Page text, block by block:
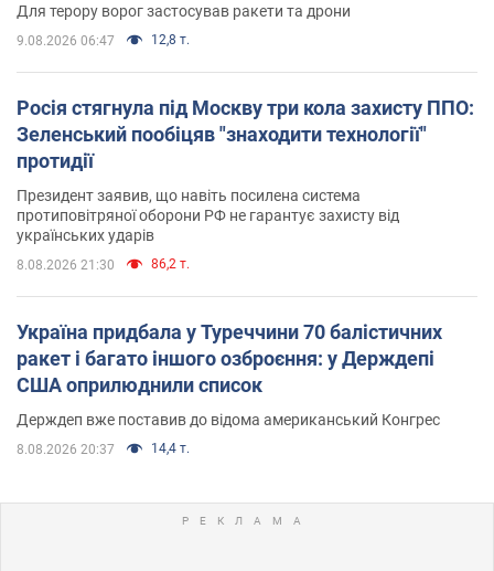
Для терору ворог застосував ракети та дрони
9.08.2026 06:47 12,8 т.
Росія стягнула під Москву три кола захисту ППО:
Зеленський пообіцяв "знаходити технології"
протидії
Президент заявив, що навіть посилена система
протиповітряної оборони РФ не гарантує захисту від
українських ударів
8.08.2026 21:30 86,2 т.
Україна придбала у Туреччини 70 балістичних
ракет і багато іншого озброєння: у Держдепі
США оприлюднили список
Держдеп вже поставив до відома американський Конгрес
8.08.2026 20:37 14,4 т.